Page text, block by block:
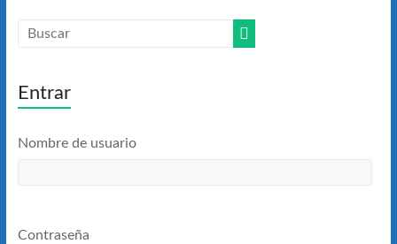
Entrar
Nombre de usuario
Contraseña